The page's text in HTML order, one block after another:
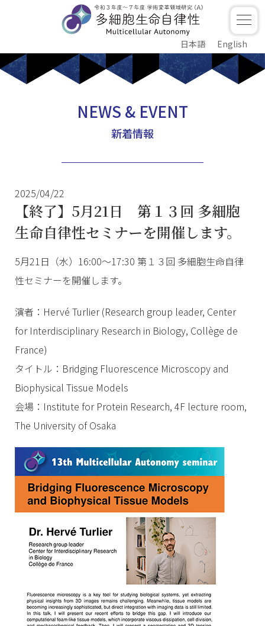
English
日本語
NEWS & EVENT
新着情報
2025/04/22
【終了】5月21日 第１３回 多細胞
生命自律性セミナーを開催します。
5月21日（水）16:00〜17:30 第１３回 多細胞生命自律
性セミナーを開催します。
演者：Hervé Turlier (Research group leader, Center
for Interdisciplinary Research in Biology, Collège de
France)
タイトル：Bridging Fluorescence Microscopy and
Biophysical Tissue Models
会場：Institute for Protein Research, 4F lecture room,
The University of Osaka